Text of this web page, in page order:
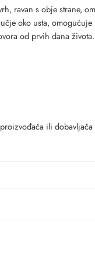
ravan s obje strane,
oko usta,
od prvih dana života.
ili